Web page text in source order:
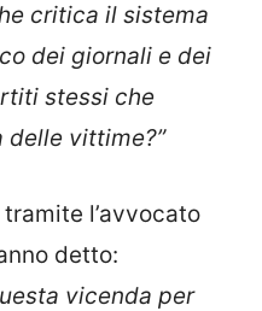
critica il sistema
dei giornali e dei
stessi che
vittime?”
l’avvocato
detto:
vicenda per